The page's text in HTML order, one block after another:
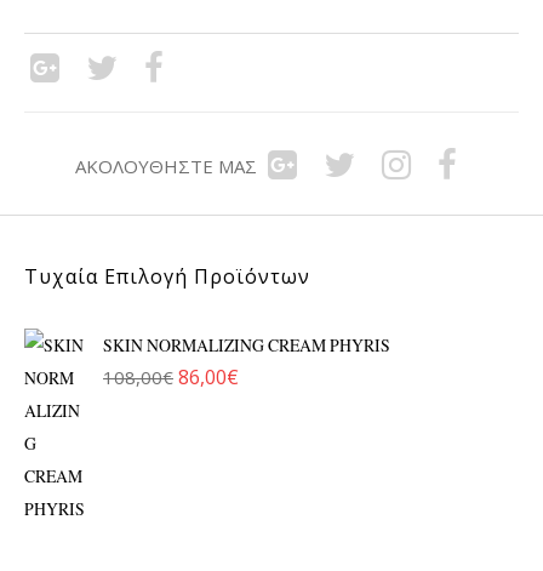
ΑΚΟΛΟΥΘΉΣΤΕ ΜΑΣ
Τυχαία Επιλογή Προϊόντων
SKIN NORMALIZING CREAM PHYRIS
108,00€ Original price was: 108,00€.
86,00€